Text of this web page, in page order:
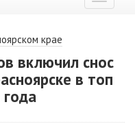
меню
крае
включил снос
в топ